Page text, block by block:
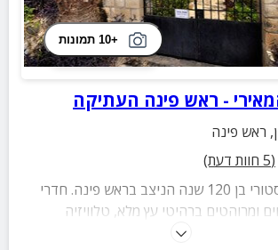
+10 תמונות
- ראש פינה העתיקה
, ראש פינה
(
5 חוות דעת)
בית אבן היסטורי בן 120 שנה הניצב בראש פינה. חדרי
ומרוהטים ברהיטי עץ מלא, טלוויזיה
אוויר, מטבחון מאובזר, ג'קוזי גדול ומפנק